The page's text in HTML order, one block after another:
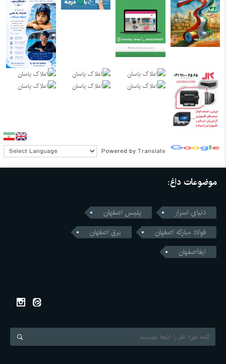
Powered by Translate
موضوعات داغ:
دنیای اسرار
پلیس اصفهان
فولاد مبارکه اصفهان
برق اصفهان
ابفااصفهان